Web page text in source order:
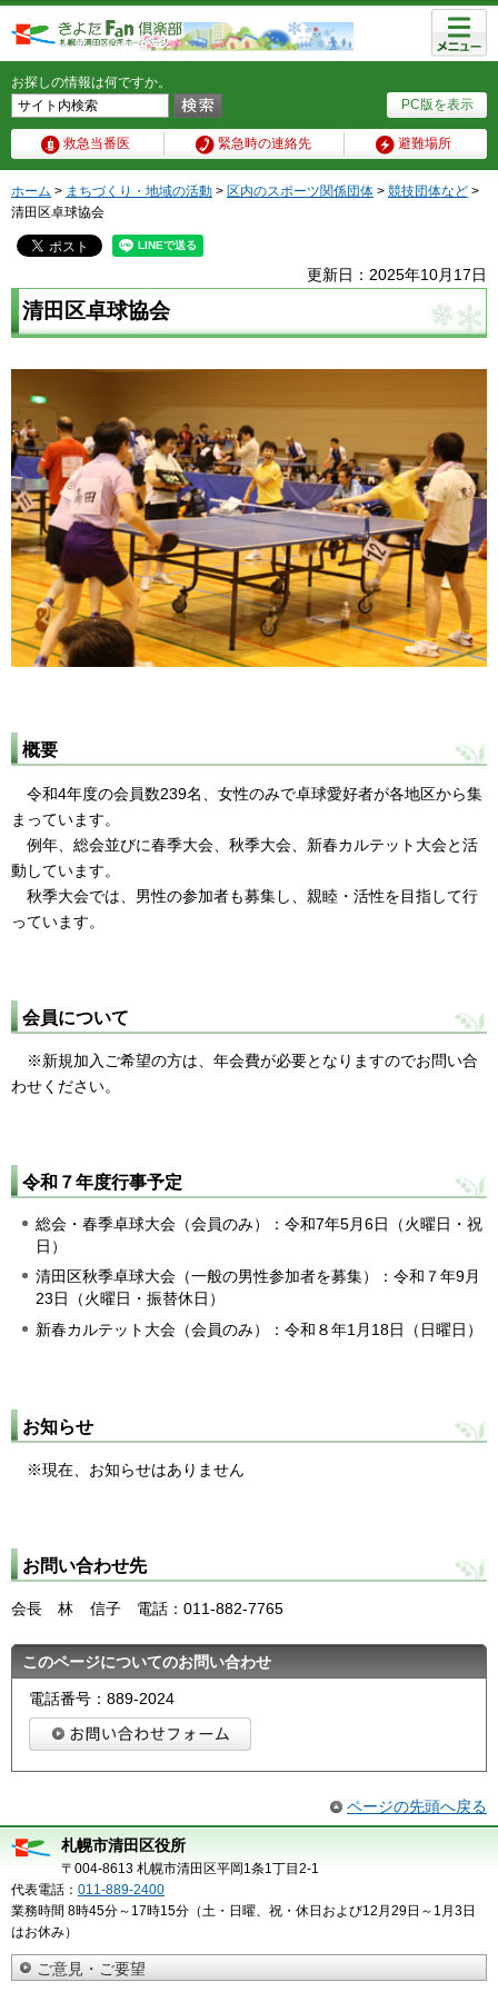
PC版を表示
お探しの情報は何ですか。
救急当番医 緊急時の連絡先 避難場所
メニュ
ー
ホーム > まちづくり・地域の活動 > 区内のスポーツ関係団体 > 競技団体など >
清田区卓球協会
更新日：2025年10月17日
清田区卓球協会
概要
令和4年度の会員数239名、女性のみで卓球愛好者が各地区から集
まっています。
例年、総会並びに春季大会、秋季大会、新春カルテット大会と活
動しています。
秋季大会では、男性の参加者も募集し、親睦・活性を目指して行
っています。
会員について
※新規加入ご希望の方は、年会費が必要となりますのでお問い合
わせください。
令和７年度行事予定
総会・春季卓球大会（会員のみ）：令和7年5月6日（火曜日・祝
日）
清田区秋季卓球大会（一般の男性参加者を募集）：令和７年9月
23日（火曜日・振替休日）
新春カルテット大会（会員のみ）：令和８年1月18日（日曜日）
お知らせ
※現在、お知らせはありません
お問い合わせ先
会長 林 信子 電話：011-882-7765
このページについてのお問い合わせ
電話番号：889-2024
ページの先頭へ戻る
札幌市清田区役所
〒004-8613 札幌市清田区平岡1条1丁目2-1
代表電話： 011-889-2400
業務時間 8時45分～17時15分（土・日曜、祝・休日および12月29日～1月3日
はお休み）
ご意見・ご要望